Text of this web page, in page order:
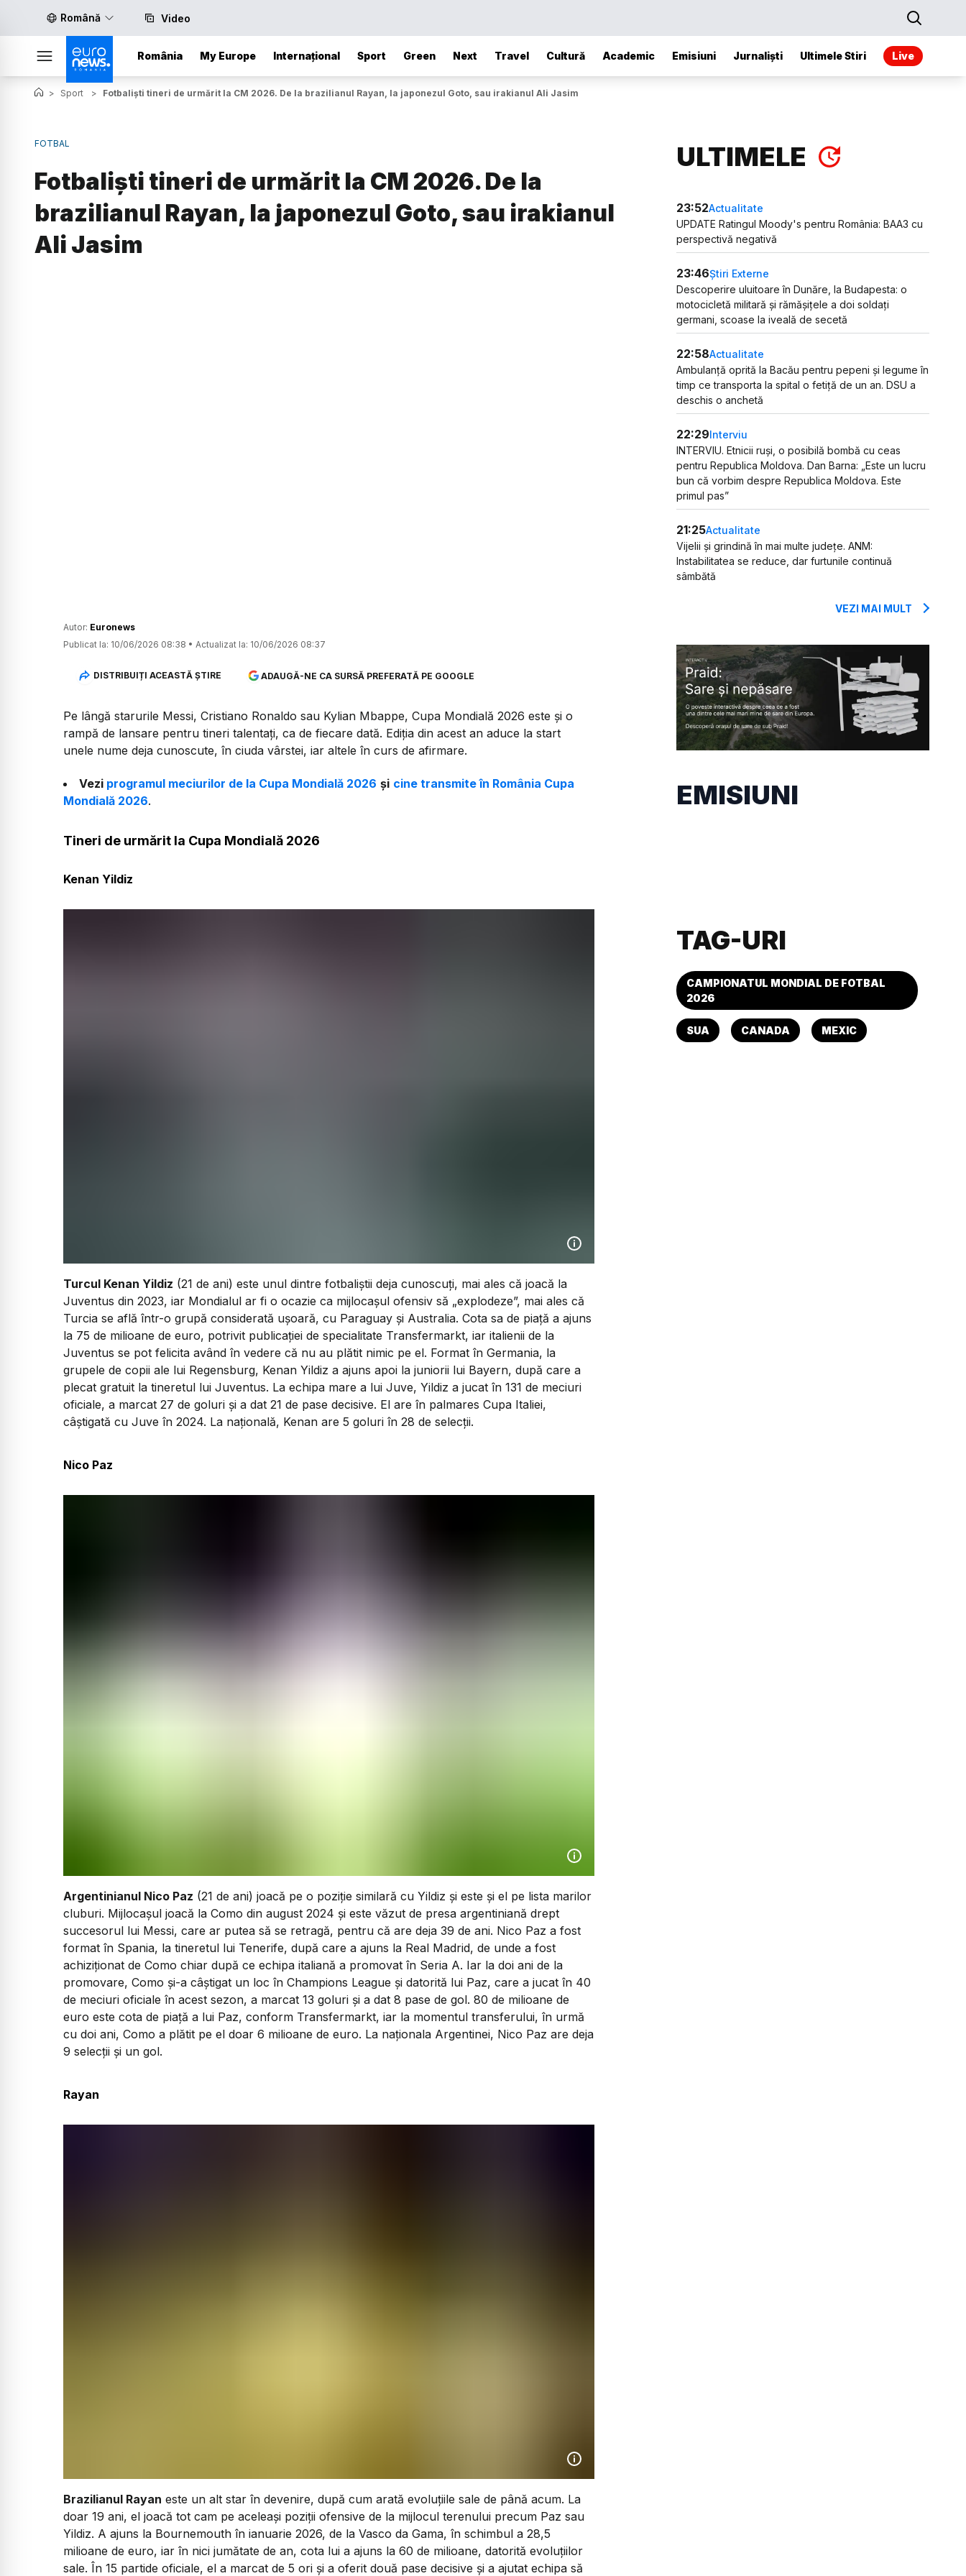
Română Video
România My Europe Internațional Sport Green Next Travel Cultură Academic Emisiuni Jurnaliști Ultimele Stiri Live
> Sport > Fotbaliști tineri de urmărit la CM 2026. De la brazilianul Rayan, la japonezul Goto, sau irakianul Ali Jasim
FOTBAL
Fotbaliști tineri de urmărit la CM 2026. De la
brazilianul Rayan, la japonezul Goto, sau irakianul
Ali Jasim
Autor: Euronews
Publicat la: 10/06/2026 08:38 • Actualizat la: 10/06/2026 08:37
DISTRIBUIȚI ACEASTĂ ȘTIRE ADAUGĂ-NE CA SURSĂ PREFERATĂ PE GOOGLE
Pe lângă starurile Messi, Cristiano Ronaldo sau Kylian Mbappe, Cupa Mondială 2026 este și o
rampă de lansare pentru tineri talentați, ca de fiecare dată. Ediția din acest an aduce la start
unele nume deja cunoscute, în ciuda vârstei, iar altele în curs de afirmare.
Vezi programul meciurilor de la Cupa Mondială 2026 și cine transmite în România Cupa
Mondială 2026.
Tineri de urmărit la Cupa Mondială 2026​
Kenan Yildiz
Turcul Kenan Yildiz (21 de ani) este unul dintre fotbaliștii deja cunoscuți, mai ales că joacă la
Juventus din 2023, iar Mondialul ar fi o ocazie ca mijlocașul ofensiv să „explodeze”, mai ales că
Turcia se află într-o grupă considerată ușoară, cu Paraguay și Australia. Cota sa de piață a ajuns
la 75 de milioane de euro, potrivit publicației de specialitate Transfermarkt, iar italienii de la
Juventus se pot felicita având în vedere că nu au plătit nimic pe el. Format în Germania, la
grupele de copii ale lui Regensburg, Kenan Yildiz a ajuns apoi la juniorii lui Bayern, după care a
plecat gratuit la tineretul lui Juventus. La echipa mare a lui Juve, Yildiz a jucat în 131 de meciuri
oficiale, a marcat 27 de goluri și a dat 21 de pase decisive. El are în palmares Cupa Italiei,
câștigată cu Juve în 2024. La națională, Kenan are 5 goluri în 28 de selecții.
Nico Paz
Argentinianul Nico Paz (21 de ani) joacă pe o poziție similară cu Yildiz și este și el pe lista marilor
cluburi. Mijlocașul joacă la Como din august 2024 și este văzut de presa argentiniană drept
succesorul lui Messi, care ar putea să se retragă, pentru că are deja 39 de ani. Nico Paz a fost
format în Spania, la tineretul lui Tenerife, după care a ajuns la Real Madrid, de unde a fost
achiziționat de Como chiar după ce echipa italiană a promovat în Seria A. Iar la doi ani de la
promovare, Como și-a câștigat un loc în Champions League și datorită lui Paz, care a jucat în 40
de meciuri oficiale în acest sezon, a marcat 13 goluri și a dat 8 pase de gol. 80 de milioane de
euro este cota de piață a lui Paz, conform Transfermarkt, iar la momentul transferului, în urmă
cu doi ani, Como a plătit pe el doar 6 milioane de euro. La naționala Argentinei, Nico Paz are deja
9 selecții și un gol.
Rayan
​Brazilianul Rayan este un alt star în devenire, după cum arată evoluțiile sale de până acum. La
doar 19 ani, el joacă tot cam pe aceleași poziții ofensive de la mijlocul terenului precum Paz sau
Yildiz. A ajuns la Bournemouth în ianuarie 2026, de la Vasco da Gama, în schimbul a 28,5
milioane de euro, iar în nici jumătate de an, cota lui a ajuns la 60 de milioane, datorită evoluțiilor
sale. În 15 partide oficiale, el a marcat de 5 ori și a oferit două pase decisive și a ajutat echipa să
ULTIMELE
23:52Actualitate
UPDATE Ratingul Moody's pentru România: BAA3 cu
perspectivă negativă
23:46Știri Externe
Descoperire uluitoare în Dunăre, la Budapesta: o
motocicletă militară și rămășițele a doi soldați
germani, scoase la iveală de secetă
22:58Actualitate
Ambulanță oprită la Bacău pentru pepeni și legume în
timp ce transporta la spital o fetiță de un an. DSU a
deschis o anchetă
22:29Interviu
INTERVIU. Etnicii ruși, o posibilă bombă cu ceas
pentru Republica Moldova. Dan Barna: „Este un lucru
bun că vorbim despre Republica Moldova. Este
primul pas”
21:25Actualitate
Vijelii și grindină în mai multe județe. ANM:
Instabilitatea se reduce, dar furtunile continuă
sâmbătă
VEZI MAI MULT
EMISIUNI
TAG-URI
CAMPIONATUL MONDIAL DE FOTBAL
2026
SUA CANADA MEXIC